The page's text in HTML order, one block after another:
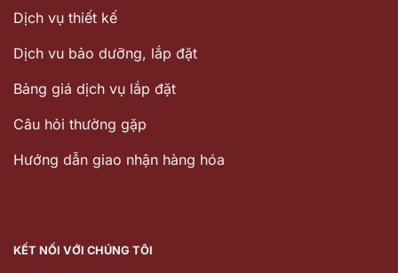
Dịch vụ thiết kế
Dịch vu bảo dưỡng, lắp đặt
Bảng giá dịch vụ lắp đặt
Câu hỏi thường gặp
Hướng dẫn giao nhận hàng hóa
KẾT NỐI VỚI CHÚNG TÔI